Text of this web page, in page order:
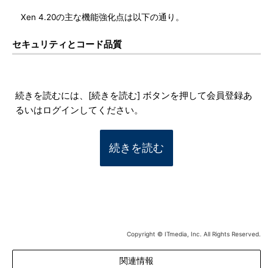
Xen 4.20の主な機能強化点は以下の通り。
セキュリティとコード品質
続きを読むには、[続きを読む] ボタンを押して会員登録あ
るいはログインしてください。
続きを読む
Copyright © ITmedia, Inc. All Rights Reserved.
関連情報